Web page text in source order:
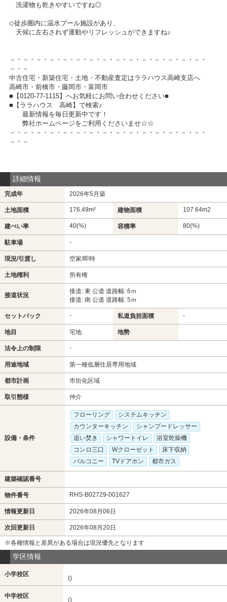
洗濯物も乾きやすいですね◎
◇徒歩圏内に温水プール施設があり、
天候に左右されず運動やリフレッシュができますね♪
－・－・－・－・－・－・－・－・－・－・－・－・－・－・－・
－・－
中古住宅・新築住宅・土地・不動産査定はララハウス高崎支店へ
高崎市・前橋市・藤岡市・富岡市
■【0120-77-1115】へお気軽にお問い合わせください■
■【ララハウス 高崎】で検索♪
最新情報を毎日更新中です！
弊社ホームページをご利用くださいませ☆☆
－・－・－・－・－・－・－・－・－・－・－・－・－・－・－・
－・－
詳細情報
完成年 2026年5月築
土地面積 176.49m² 建物面積 107.64m2
建ぺい率 40(%) 容積率 80(%)
駐車場 -
現況/引渡し 空家/即時
土地権利 所有権
接道状況
接道: 東 公道 道路幅: 6ｍ
接道: 南 公道 道路幅: 5ｍ
セットバック - 私道負担面積 -
地目 宅地 地勢
法令上の制限 -
用途地域 第一種低層住居専用地域
都市計画 市街化区域
取引態様 仲介
設備・条件
フローリング
システムキッチン
カウンターキッチン
シャンプードレッサー
追い焚き
シャワートイレ
浴室乾燥機
コンロ三口
Wクローゼット
床下収納
バルコニー
TVドアホン 都市ガス
建築確認番号
物件番号 RHS-B02729-001627
情報更新日 2026年08月06日
次回更新日 2026年08月20日
※各種情報と差異がある場合は現況優先となります
学区情報
小学校区
()
中学校区
()